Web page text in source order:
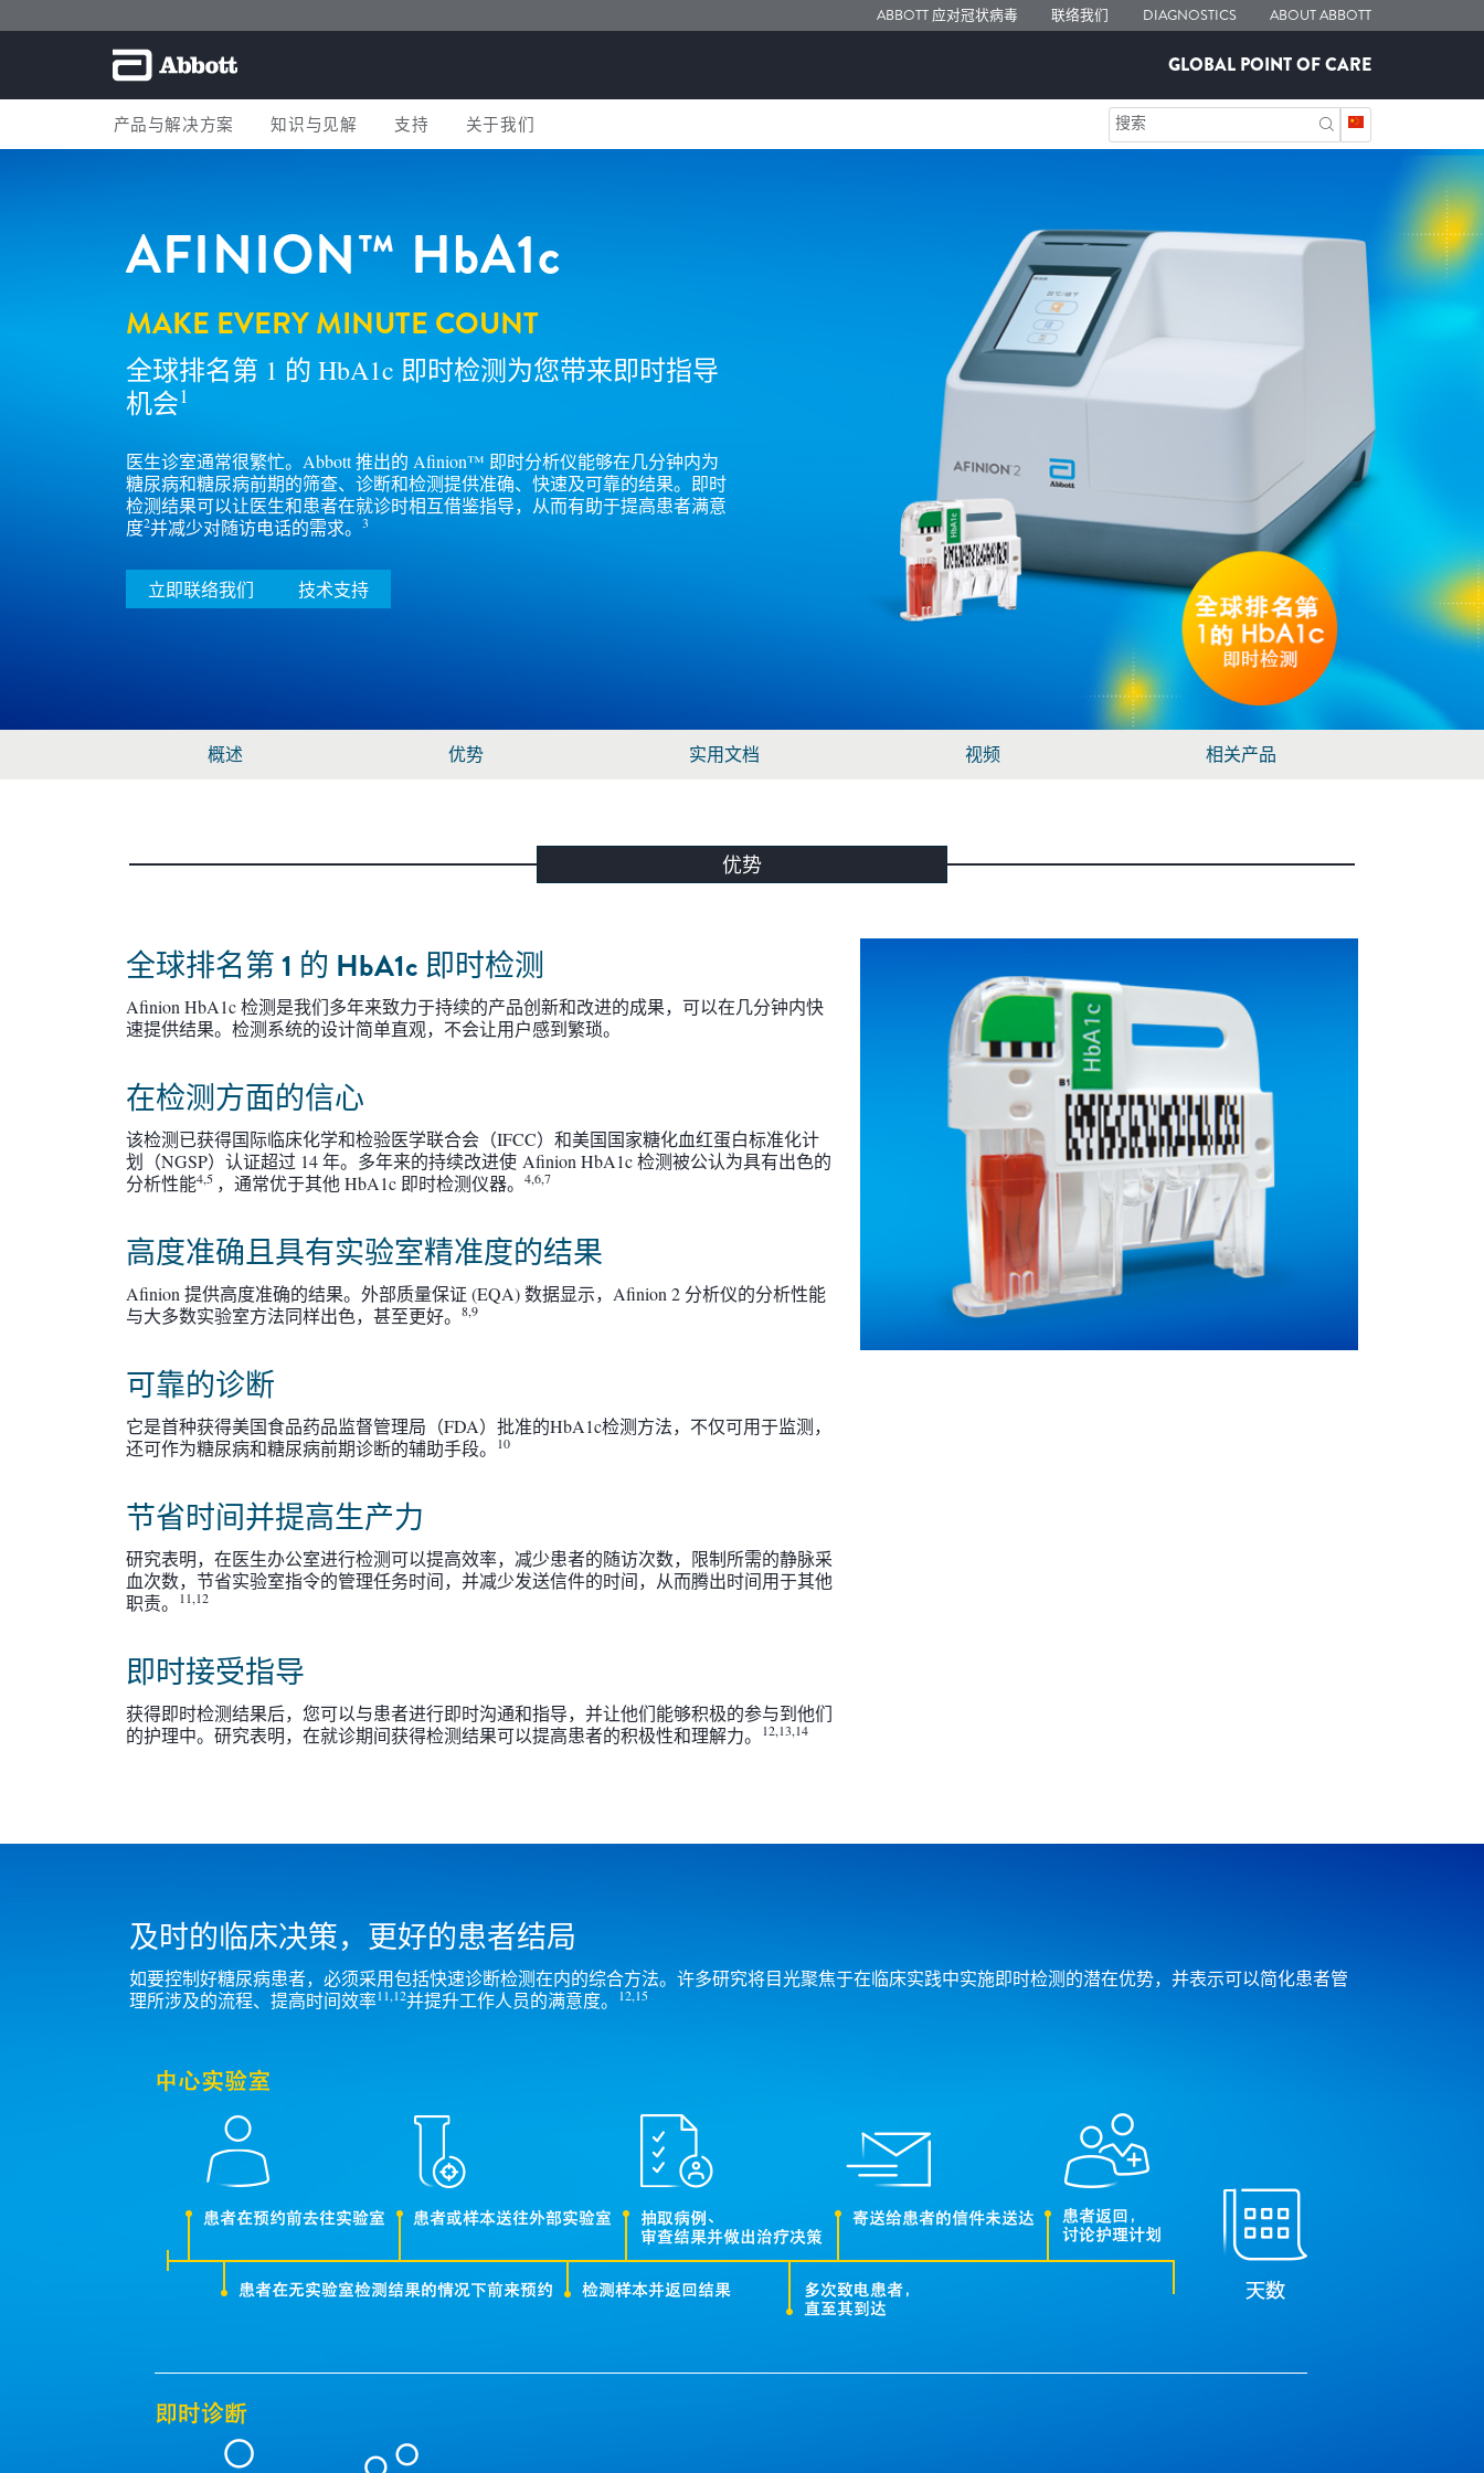
ABBOTT 应对冠状病毒 联络我们 DIAGNOSTICS ABOUT ABBOTT
GLOBAL POINT OF CARE
产品与解决方案 知识与见解 支持 关于我们 搜索
AFINION™ HbA1c
MAKE EVERY MINUTE COUNT
全球排名第 1 的 HbA1c 即时检测为您带来即时指导
机会1
医生诊室通常很繁忙。Abbott 推出的 Afinion™ 即时分析仪能够在几分钟内为
糖尿病和糖尿病前期的筛查、诊断和检测提供准确、快速及可靠的结果。即时
检测结果可以让医生和患者在就诊时相互借鉴指导，从而有助于提高患者满意
度2并减少对随访电话的需求。 3
立即联络我们 技术支持
概述 优势 实用文档 视频 相关产品
优势
全球排名第 1 的 HbA1c 即时检测
Afinion HbA1c 检测是我们多年来致力于持续的产品创新和改进的成果，可以在几分钟内快
速提供结果。检测系统的设计简单直观，不会让用户感到繁琐。
在检测方面的信心
该检测已获得国际临床化学和检验医学联合会（IFCC）和美国国家糖化血红蛋白标准化计
划（NGSP）认证超过 14 年。多年来的持续改进使 Afinion HbA1c 检测被公认为具有出色的
分析性能4,5 ，通常优于其他 HbA1c 即时检测仪器。 4,6,7
高度准确且具有实验室精准度的结果
Afinion 提供高度准确的结果。外部质量保证 (EQA) 数据显示，Afinion 2 分析仪的分析性能
与大多数实验室方法同样出色，甚至更好。
8,9
可靠的诊断
它是首种获得美国食品药品监督管理局（FDA）批准的HbA1c检测方法，不仅可用于监测，
还可作为糖尿病和糖尿病前期诊断的辅助手段。
10
节省时间并提高生产力
研究表明，在医生办公室进行检测可以提高效率，减少患者的随访次数，限制所需的静脉采
血次数，节省实验室指令的管理任务时间，并减少发送信件的时间，从而腾出时间用于其他
职责。
11,12
即时接受指导
获得即时检测结果后，您可以与患者进行即时沟通和指导，并让他们能够积极的参与到他们
的护理中。研究表明，在就诊期间获得检测结果可以提高患者的积极性和理解力。
12,13,14
及时的临床决策，更好的患者结局
如要控制好糖尿病患者，必须采用包括快速诊断检测在内的综合方法。许多研究将目光聚焦于在临床实践中实施即时检测的潜在优势，并表示可以简化患者管
理所涉及的流程、提高时间效率11,12并提升工作人员的满意度。 12,15